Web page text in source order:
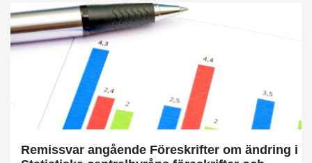
Remissvar angående Föreskrifter om ändring i